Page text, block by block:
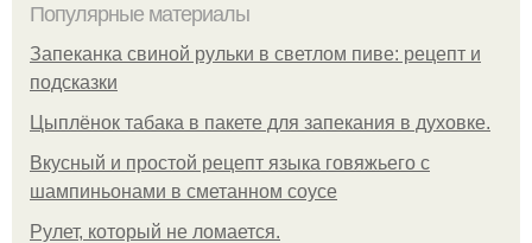
Популярные материалы
Запеканка свиной рульки в светлом пиве: рецепт и
подсказки
Цыплёнок табака в пакете для запекания в духовке.
Вкусный и простой рецепт языка говяжьего с
шампиньонами в сметанном соусе
Рулет, который не ломается.